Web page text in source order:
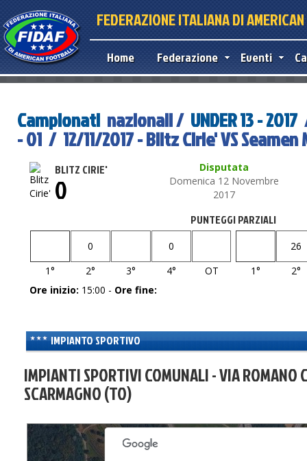
FEDERAZIONE ITALIANA DI
Home Federazione Eventi
Campionati nazionali / UNDER 13 - 2017
- 01 / 12/11/2017 - Blitz Cirie' VS Seamen
BLITZ CIRIE'
Disputata
Domenica 12 Novembre
2017
0
PUNTEGGI PARZIALI
0
0
1°
2° 3° 4° OT
26
1°
2°
Ore inizio: 15:00 - Ore fine:
IMPIANTO SPORTIVO
IMPIANTI SPORTIVI COMUNALI - VIA ROMANO
SCARMAGNO (TO)